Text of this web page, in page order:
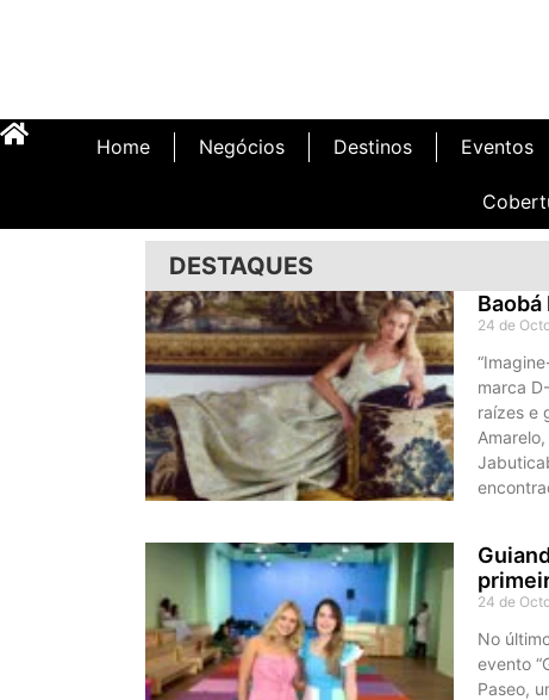
Home Negócios Destinos Eventos
DESTAQUES
24 de
marca
raízes e
24 de
No
evento
Paseo,